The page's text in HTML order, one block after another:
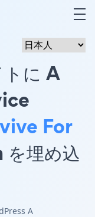
に A
For
埋め込
A